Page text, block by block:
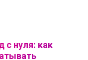
с нуля: как